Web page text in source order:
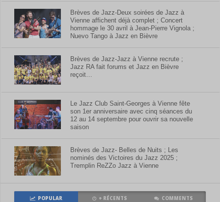
Brèves de Jazz-Deux soirées de Jazz à
Vienne affichent déjà complet ; Concert
hommage le 30 avril à Jean-Pierre Vignola ;
Nuevo Tango à Jazz en Bièvre
Brèves de Jazz-Jazz à Vienne recrute ;
Jazz RA fait forums et Jazz en Bièvre
reçoit…
Le Jazz Club Saint-Georges à Vienne fête
son 1er anniversaire avec cinq séances du
12 au 14 septembre pour ouvrir sa nouvelle
saison
Brèves de Jazz- Belles de Nuits ; Les
nominés des Victoires du Jazz 2025 ;
Tremplin ReZZo Jazz à Vienne
POPULAR + RÉCENTS COMMENTS